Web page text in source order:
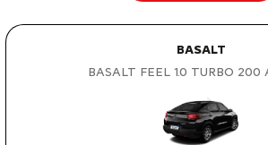
BASALT
BASALT FEEL 1.0 TURBO 200